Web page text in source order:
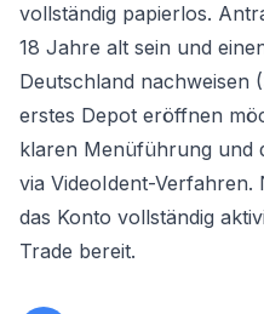
vollständig papierlos.
18 Jahre alt sein und
Deutschland nachweisen
erstes Depot eröffnen
klaren Menüführung und
via VideoIdent-Verfahren.
das Konto vollständig
Trade bereit.